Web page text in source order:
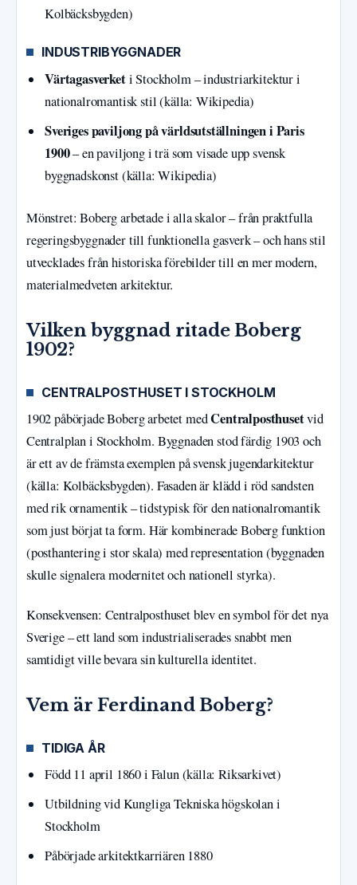
Kolbäcksbygden)
INDUSTRIBYGGNADER
Värtagasverketi Stockholm – industriarkitektur i
nationalromantisk stil (källa: Wikipedia)
Sveriges paviljong på världsutställningen i Paris
1900– en paviljong i trä som visade upp svensk
byggnadskonst (källa: Wikipedia)
Mönstret: Boberg arbetade i alla skalor – från praktfulla
regeringsbyggnader till funktionella gasverk – och hans stil
utvecklades från historiska förebilder till en mer modern,
materialmedveten arkitektur.
Vilken byggnad ritade Boberg
1902?
CENTRALPOSTHUSET I STOCKHOLM
1902 påbörjade Boberg arbetet medCentralposthusetvid
Centralplan i Stockholm. Byggnaden stod färdig 1903 och
är ett av de främsta exemplen på svensk jugendarkitektur
(källa: Kolbäcksbygden). Fasaden är klädd i röd sandsten
med rik ornamentik – tidstypisk för den nationalromantik
som just börjat ta form. Här kombinerade Boberg funktion
(posthantering i stor skala) med representation (byggnaden
skulle signalera modernitet och nationell styrka).
Konsekvensen: Centralposthuset blev en symbol för det nya
Sverige – ett land som industrialiserades snabbt men
samtidigt ville bevara sin kulturella identitet.
Vem är Ferdinand Boberg?
TIDIGA ÅR
Född 11 april 1860 i Falun (källa: Riksarkivet)
Utbildning vid Kungliga Tekniska högskolan i
Stockholm
Påbörjade arkitektkarriären 1880